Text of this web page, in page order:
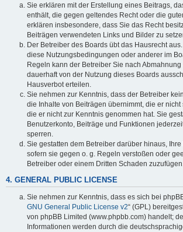
Sie erklären mit der Erstellung eines Beitrags,
enthält, die gegen geltendes Recht oder die
erklären insbesondere, dass Sie das Recht
Beiträgen verwendeten Links und Bilder zu
Der Betreiber des Boards übt das Hausrecht
diese Nutzungsbedingungen oder anderer im
Regeln kann der Betreiber Sie nach
dauerhaft von der Nutzung dieses Boards
Hausverbot erteilen.
Sie nehmen zur Kenntnis, dass der Betreiber
die Inhalte von Beiträgen übernimmt, die er
die er nicht zur Kenntnis genommen hat. Sie
Benutzerkonto, Beiträge und Funktionen
sperren.
Sie gestatten dem Betreiber darüber hinaus, Ihre
sofern sie gegen o. g. Regeln verstoßen oder
Betreiber oder einem Dritten Schaden zuzufügen.
4. GENERAL PUBLIC LICENSE
Sie nehmen zur Kenntnis, dass es sich bei
GNU General Public License v2“ (GPL)
von phpBB Limited (www.phpbb.com) handelt;
Informationen werden durch die